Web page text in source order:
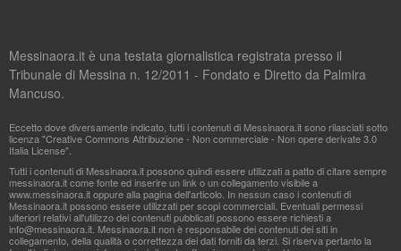
Messinaora.it è una testata giornalistica registrata presso il
Tribunale di Messina n. 12/2011 - Fondato e Diretto da Palmira
Mancuso.
Eccetto dove diversamente indicato, tutti i contenuti di Messinaora.it sono rilasciati sotto
licenza "Creative Commons Attribuzione - Non commerciale - Non opere derivate 3.0
Italia License".
Tutti i contenuti di Messinaora.it possono quindi essere utilizzati a patto di citare sempre
messinaora.it come fonte ed inserire un link o un collegamento visibile a
www.messinaora.it oppure alla pagina dell'articolo. In nessun caso i contenuti di
Messinaora.it possono essere utilizzati per scopi commerciali. Eventuali permessi
ulteriori relativi all'utilizzo dei contenuti pubblicati possono essere richiesti a
info@messinaora.it. Messinaora.it non è responsabile dei contenuti dei siti in
collegamento, della qualità o correttezza dei dati forniti da terzi. Si riserva pertanto la